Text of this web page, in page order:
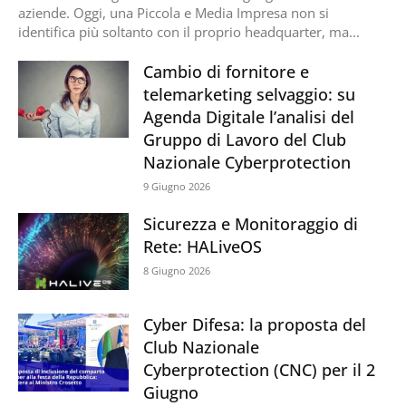
aziende. Oggi, una Piccola e Media Impresa non si
identifica più soltanto con il proprio headquarter, ma...
Cambio di fornitore e
telemarketing selvaggio: su
Agenda Digitale l’analisi del
Gruppo di Lavoro del Club
Nazionale Cyberprotection
9 Giugno 2026
Sicurezza e Monitoraggio di
Rete: HALiveOS
8 Giugno 2026
Cyber Difesa: la proposta del
Club Nazionale
Cyberprotection (CNC) per il 2
Giugno